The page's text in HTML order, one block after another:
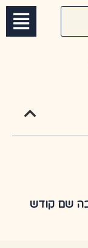
שם קודש